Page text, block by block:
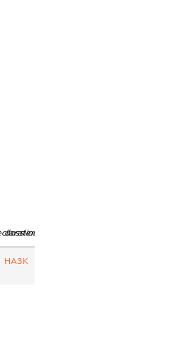
dossier.declarations.source
НАЗК